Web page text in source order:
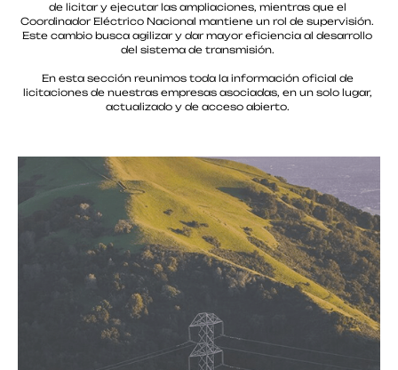
de licitar y ejecutar las ampliaciones, mientras que el
Coordinador Eléctrico Nacional mantiene un rol de supervisión.
Este cambio busca agilizar y dar mayor eficiencia al desarrollo
del sistema de transmisión.
En esta sección reunimos toda la información oficial de
licitaciones de nuestras empresas asociadas, en un solo lugar,
actualizado y de acceso abierto.